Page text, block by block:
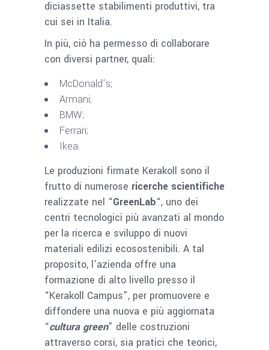
diciassette stabilimenti produttivi, tra
cui sei in Italia.
In più, ciò ha permesso di collaborare
con diversi partner, quali:
McDonald’s;
Armani;
BMW;
Ferrari;
Ikea.
Le produzioni firmate Kerakoll sono il
frutto di numerose ricerche scientifiche
realizzate nel “GreenLab“, uno dei
centri tecnologici più avanzati al mondo
per la ricerca e sviluppo di nuovi
materiali edilizi ecosostenibili. A tal
proposito, l’azienda offre una
formazione di alto livello presso il
“Kerakoll Campus”, per promuovere e
diffondere una nuova e più aggiornata
“cultura green” delle costruzioni
attraverso corsi, sia pratici che teorici,